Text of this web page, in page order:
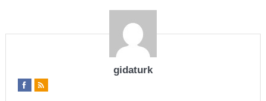
gidaturk